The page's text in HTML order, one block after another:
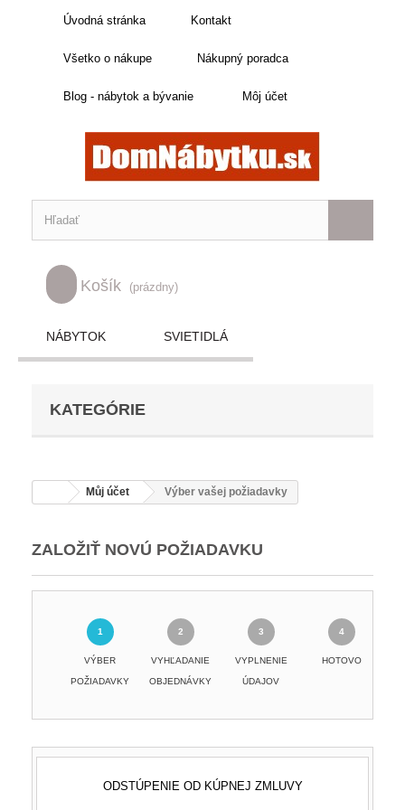
Úvodná stránka Kontakt
Všetko o nákupe Nákupný poradca
Blog - nábytok a bývanie Môj účet
Košík (prázdny)
NÁBYTOK SVIETIDLÁ
KATEGÓRIE
Můj účet Výber vašej požiadavky
ZALOŽIŤ NOVÚ POŽIADAVKU
VÝBER
POŽIADAVKY
VYHĽADANIE
OBJEDNÁVKY
VYPLNENIE
ÚDAJOV
HOTOVO
ODSTÚPENIE OD KÚPNEJ ZMLUVY